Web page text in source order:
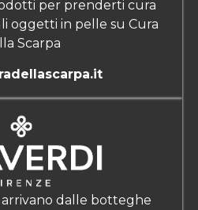
per prenderti cura
oggetti in pelle su Cura
Scarpa
arrivano dalle botteghe